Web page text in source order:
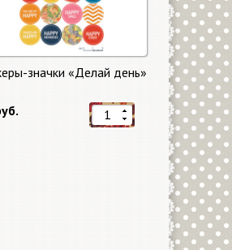
значки «Делай день»